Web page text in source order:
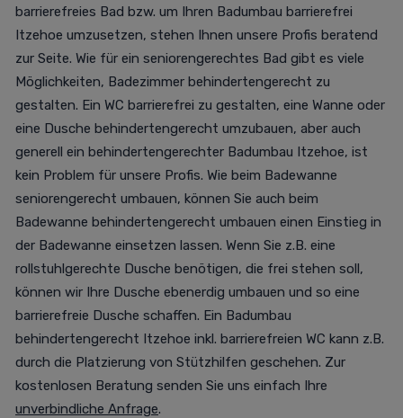
barrierefreies Bad bzw. um Ihren Badumbau barrierefrei
Itzehoe umzusetzen, stehen Ihnen unsere Profis beratend
zur Seite. Wie für ein seniorengerechtes Bad gibt es viele
Möglichkeiten, Badezimmer behindertengerecht zu
gestalten. Ein WC barrierefrei zu gestalten, eine Wanne oder
eine Dusche behindertengerecht umzubauen, aber auch
generell ein behindertengerechter Badumbau Itzehoe, ist
kein Problem für unsere Profis. Wie beim Badewanne
seniorengerecht umbauen, können Sie auch beim
Badewanne behindertengerecht umbauen einen Einstieg in
der Badewanne einsetzen lassen. Wenn Sie z.B. eine
rollstuhlgerechte Dusche benötigen, die frei stehen soll,
können wir Ihre Dusche ebenerdig umbauen und so eine
barrierefreie Dusche schaffen. Ein Badumbau
behindertengerecht Itzehoe inkl. barrierefreien WC kann z.B.
durch die Platzierung von Stützhilfen geschehen. Zur
kostenlosen Beratung senden Sie uns einfach Ihre
unverbindliche Anfrage.